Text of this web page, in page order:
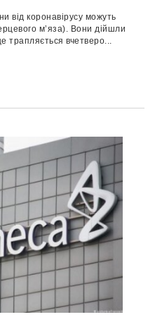
від коронавірусу можуть
м’яза). Вони дійшли
трапляється вчетверо...